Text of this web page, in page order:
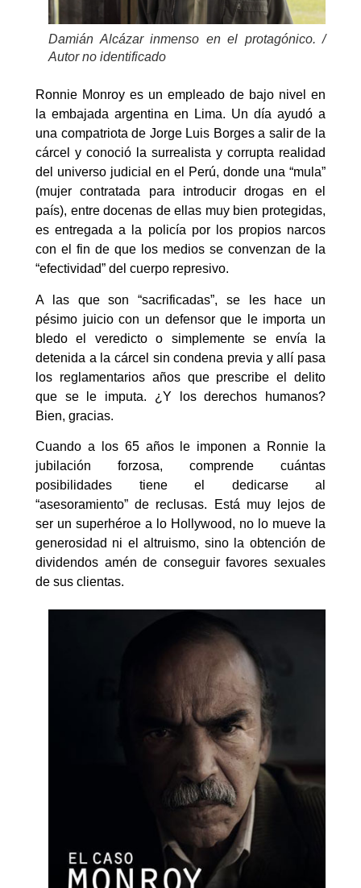
Damián Alcázar inmenso en el protagónico. /
Autor no identificado
Ronnie Monroy es un empleado de bajo nivel en
la embajada argentina en Lima. Un día ayudó a
una compatriota de Jorge Luis Borges a salir de la
cárcel y conoció la surrealista y corrupta realidad
del universo judicial en el Perú, donde una “mula”
(mujer contratada para introducir drogas en el
país), entre docenas de ellas muy bien protegidas,
es entregada a la policía por los propios narcos
con el fin de que los medios se convenzan de la
“efectividad” del cuerpo represivo.
A las que son “sacrificadas”, se les hace un
pésimo juicio con un defensor que le importa un
bledo el veredicto o simplemente se envía la
detenida a la cárcel sin condena previa y allí pasa
los reglamentarios años que prescribe el delito
que se le imputa. ¿Y los derechos humanos?
Bien, gracias.
Cuando a los 65 años le imponen a Ronnie la
jubilación forzosa, comprende cuántas
posibilidades tiene el dedicarse al
“asesoramiento” de reclusas. Está muy lejos de
ser un superhéroe a lo Hollywood, no lo mueve la
generosidad ni el altruismo, sino la obtención de
dividendos amén de conseguir favores sexuales
de sus clientas.